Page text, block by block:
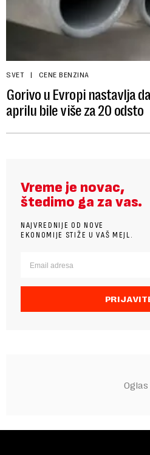
SVET CENE BENZINA
Gorivo u Evropi nastavlja
aprilu bile više za 20 odsto
Vreme je novac,
štedimo ga za vas.
NAJVREDNIJE OD NOVE
EKONOMIJE STIŽE U VAŠ MEJL.